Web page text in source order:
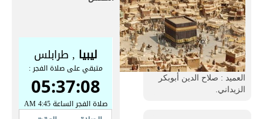
العميد : صلاح الدين أبوبكر
الزيداني.